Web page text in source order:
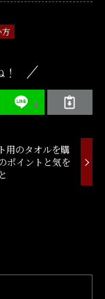
用のタオルを購
ポイントと気を